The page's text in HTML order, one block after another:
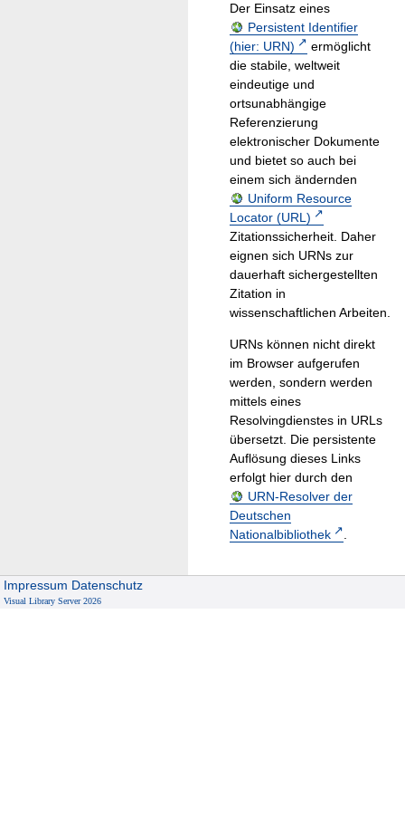
Der Einsatz eines
Persistent Identifier
(hier: URN)
ermöglicht
die stabile, weltweit
eindeutige und
ortsunabhängige
Referenzierung
elektronischer Dokumente
und bietet so auch bei
einem sich ändernden
Uniform Resource
Locator (URL)
Zitationssicherheit. Daher
eignen sich URNs zur
dauerhaft sichergestellten
Zitation in
wissenschaftlichen Arbeiten.
URNs können nicht direkt
im Browser aufgerufen
werden, sondern werden
mittels eines
Resolvingdienstes in URLs
übersetzt. Die persistente
Auflösung dieses Links
erfolgt hier durch den
URN-Resolver der
Deutschen
Nationalbibliothek
.
Impressum Datenschutz
Visual Library Server 2026